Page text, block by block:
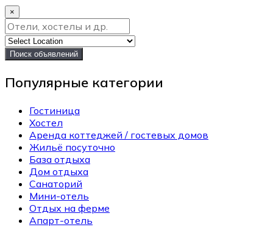
×
Поиск объявлений
Популярные категории
Гостиница
Хостел
Аренда коттеджей / гостевых домов
Жильё посуточно
База отдыха
Дом отдыха
Санаторий
Мини-отель
Отдых на ферме
Апарт-отель